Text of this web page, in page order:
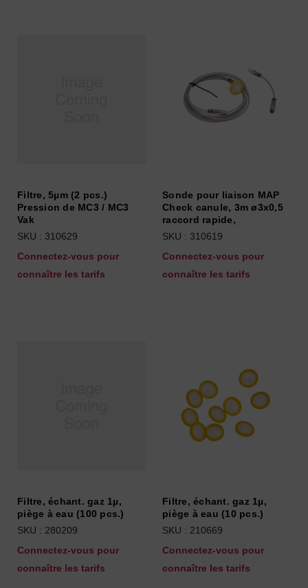
Filtre, 5µm (2 pcs.)
Pression de MC3 / MC3
Vak
SKU : 310629
Connectez-vous pour
connaître les tarifs
Sonde pour liaison MAP
Check canule, 3m ø3x0,5
raccord rapide,
SKU : 310619
Connectez-vous pour
connaître les tarifs
Filtre, échant. gaz 1µ,
piège à eau (100 pcs.)
SKU : 280209
Connectez-vous pour
connaître les tarifs
Filtre, échant. gaz 1µ,
piège à eau (10 pcs.)
SKU : 210669
Connectez-vous pour
connaître les tarifs